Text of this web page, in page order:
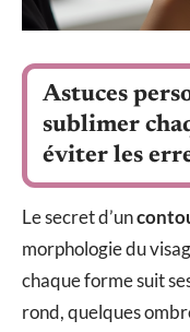
Astuces
sublimer
éviter les
Le secret d’un
morphologie du
chaque forme suit
rond, quelques